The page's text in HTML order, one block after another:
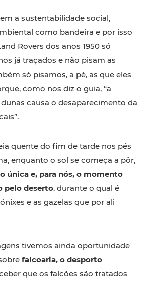
a sustentabilidade social,
como bandeira e por isso
Rovers dos anos 1950 só
já traçados e não pisam as
só pisamos, a pé, as que eles
como nos diz o guia, “a
causa o desaparecimento da
quente do fim de tarde nos pés
enquanto o sol se começa a pôr,
única e, para nós, o momento
pelo deserto, durante o qual é
e as gazelas que por ali
tivemos ainda oportunidade
falcoaria, o desporto
que os falcões são tratados